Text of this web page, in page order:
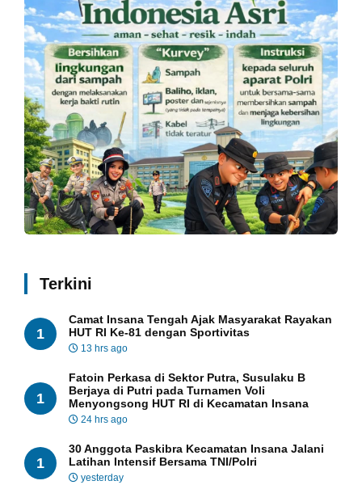
Terkini
1
Camat Insana Tengah Ajak Masyarakat Rayakan
HUT RI Ke-81 dengan Sportivitas
13 hrs ago
1
Fatoin Perkasa di Sektor Putra, Susulaku B
Berjaya di Putri pada Turnamen Voli
Menyongsong HUT RI di Kecamatan Insana
24 hrs ago
1
30 Anggota Paskibra Kecamatan Insana Jalani
Latihan Intensif Bersama TNI/Polri
yesterday